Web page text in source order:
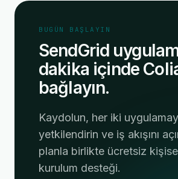
BUGÜN BAŞLAYIN
SendGrid
dakika içinde
bağlayın.
Kaydolun, her iki
yetkilendirin ve iş akışını
planla birlikte ücretsiz
kurulum desteği.